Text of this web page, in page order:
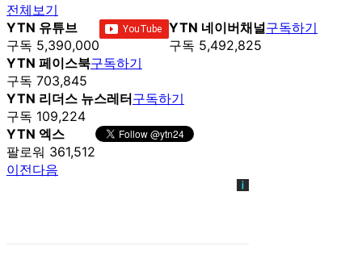
전체보기
YTN 유튜브
구독 5,390,000
YTN 네이버채널
구독 5,492,825
구독하기
YTN 페이스북
구독 703,845
구독하기
YTN 리더스 뉴스레터
구독 109,224
구독하기
YTN 엑스
팔로워 361,512
이전다음